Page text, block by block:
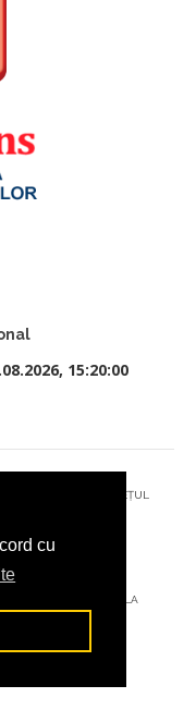
cu
15:20:00
MOLDOVENESC, JUDEȚUL
NE UN EMAIL LA